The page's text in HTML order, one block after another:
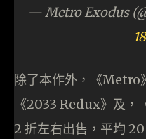
— Metro Exodus
除了本作外，《Metro
《2033 Redux》及
2 折左右出售，平均